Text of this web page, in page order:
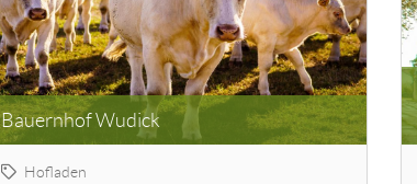
Bauernhof Wudick
Hofladen